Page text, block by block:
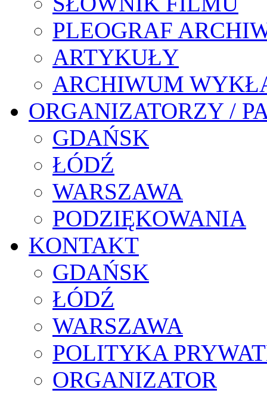
PLEOGRAF
ARTYKUŁY
ARCHIWUM
ORGANIZATORZY /
GDAŃSK
ŁÓDŹ
WARSZAWA
PODZIĘKOWANIA
KONTAKT
GDAŃSK
ŁÓDŹ
WARSZAWA
POLITYKA
ORGANIZATOR